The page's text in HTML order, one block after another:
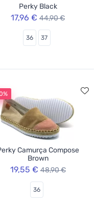
Perky Black
17,96 € 44,90 €
36 37
Camurça Compose
Brown
19,55 € 48,90 €
36